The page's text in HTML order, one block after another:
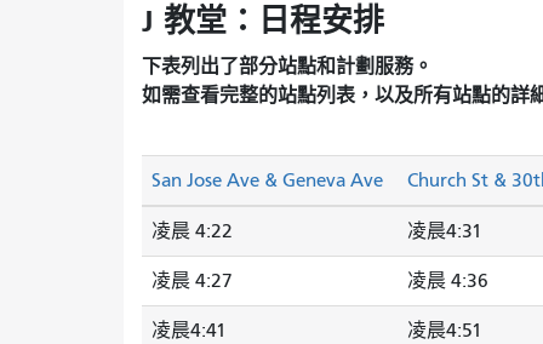
J 教堂：日程安排
下表列出了部分站點和計劃服務。
如需查看完整的站點列表，以及所有站點的詳
San Jose Ave & Geneva Ave Church St &
凌晨 4:22 凌晨4:31
凌晨 4:27 凌晨 4:36
凌晨4:41 凌晨4:51